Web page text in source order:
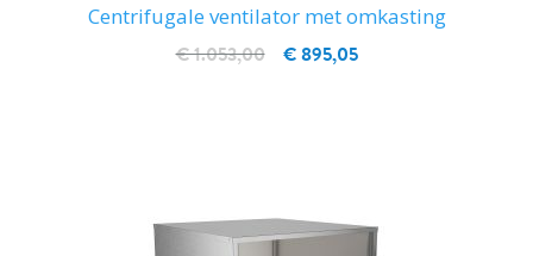
Centrifugale ventilator met omkasting
€ 895,05
€ 1.053,00